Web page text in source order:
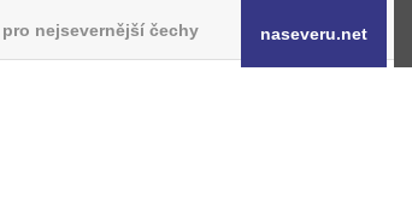
nejsevernější čechy naseveru.net